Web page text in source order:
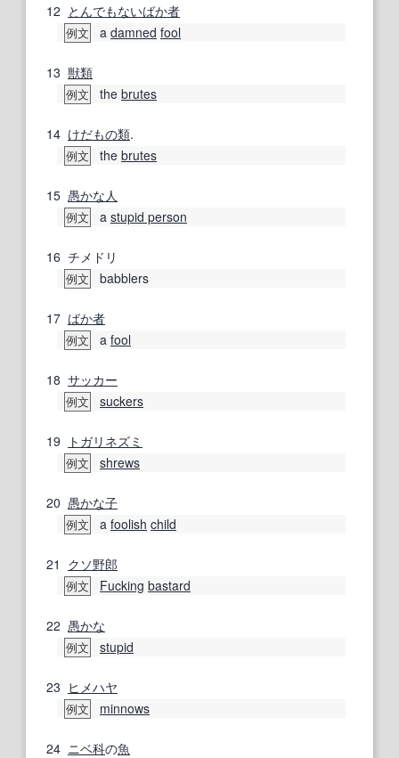
12 とんでもないばか者
例文 a damned fool
13 獣類
例文 the brutes
14 けだもの類.
例文 the brutes
15 愚かな人
例文 a stupid person
16 チメドリ
例文 babblers
17 ばか者
例文 a fool
18 サッカー
例文 suckers
19 トガリネズミ
例文 shrews
20 愚かな子
例文 a foolish child
21 クソ野郎
例文 Fucking bastard
22 愚かな
例文 stupid
23 ヒメハヤ
例文 minnows
24 ニベ科の魚